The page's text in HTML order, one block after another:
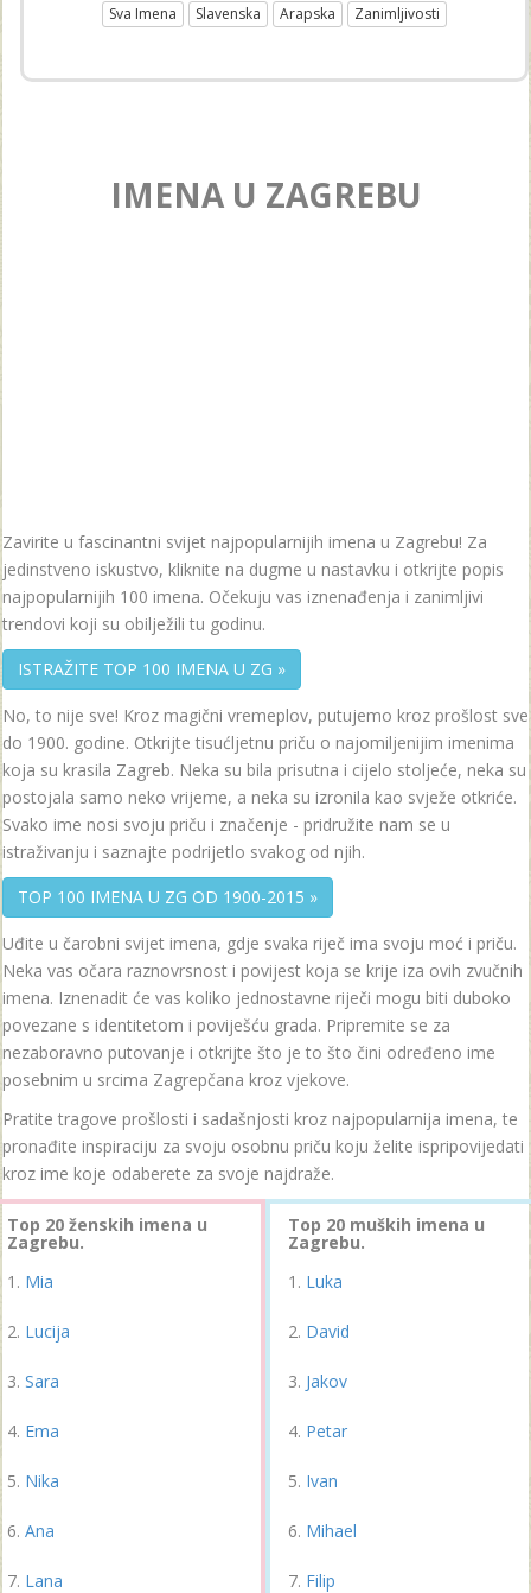
Sva Imena
Slavenska Arapska Zanimljivosti
IMENA U ZAGREBU
Zavirite u fascinantni svijet najpopularnijih imena u Zagrebu! Za
jedinstveno iskustvo, kliknite na dugme u nastavku i otkrijte popis
najpopularnijih 100 imena. Očekuju vas iznenađenja i zanimljivi
trendovi koji su obilježili tu godinu.
ISTRAŽITE TOP 100 IMENA U ZG »
No, to nije sve! Kroz magični vremeplov, putujemo kroz prošlost sve
do 1900. godine. Otkrijte tisućljetnu priču o najomiljenijim imenima
koja su krasila Zagreb. Neka su bila prisutna i cijelo stoljeće, neka su
postojala samo neko vrijeme, a neka su izronila kao svježe otkriće.
Svako ime nosi svoju priču i značenje - pridružite nam se u
istraživanju i saznajte podrijetlo svakog od njih.
TOP 100 IMENA U ZG OD 1900-2015 »
Uđite u čarobni svijet imena, gdje svaka riječ ima svoju moć i priču.
Neka vas očara raznovrsnost i povijest koja se krije iza ovih zvučnih
imena. Iznenadit će vas koliko jednostavne riječi mogu biti duboko
povezane s identitetom i poviješću grada. Pripremite se za
nezaboravno putovanje i otkrijte što je to što čini određeno ime
posebnim u srcima Zagrepčana kroz vjekove.
Pratite tragove prošlosti i sadašnjosti kroz najpopularnija imena, te
pronađite inspiraciju za svoju osobnu priču koju želite ispripovijedati
kroz ime koje odaberete za svoje najdraže.
Top 20 ženskih imena u
Zagrebu.
Mia
Lucija
Sara
Ema
Nika
Ana
Lana
Top 20 muških imena u
Zagrebu.
Luka
David
Jakov
Petar
Ivan
Mihael
Filip